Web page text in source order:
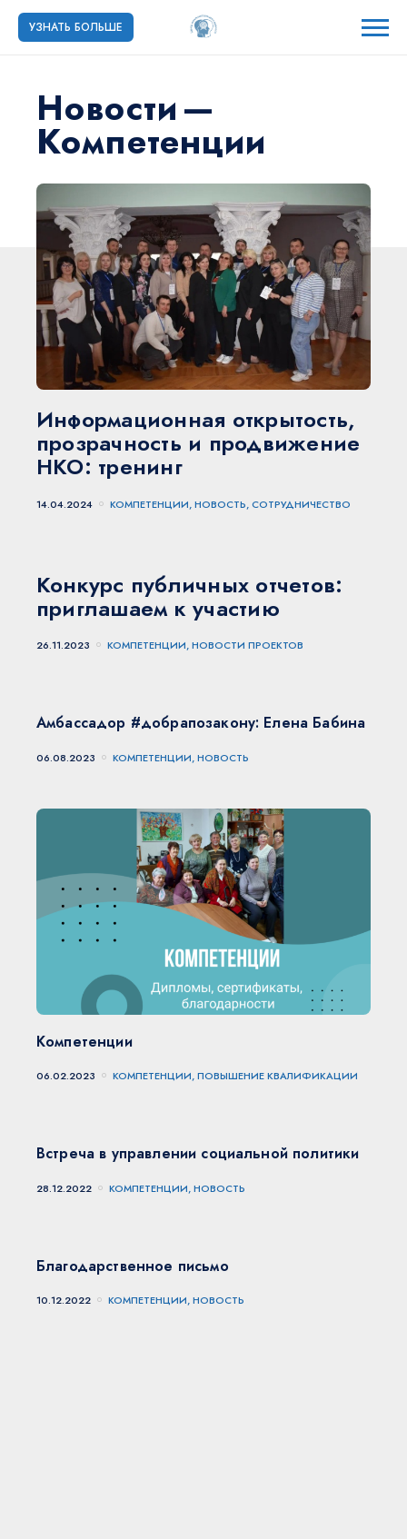
УЗНАТЬ БОЛЬШЕ
Новости—
Компетенции
Информационная открытость,
прозрачность и продвижение
НКО: тренинг
14.04.2024 КОМПЕТЕНЦИИ, НОВОСТЬ, СОТРУДНИЧЕСТВО
Конкурс публичных отчетов:
приглашаем к участию
26.11.2023 КОМПЕТЕНЦИИ, НОВОСТИ ПРОЕКТОВ
Амбассадор #добрапозакону: Елена Бабина
06.08.2023 КОМПЕТЕНЦИИ, НОВОСТЬ
Компетенции
06.02.2023 КОМПЕТЕНЦИИ, ПОВЫШЕНИЕ КВАЛИФИКАЦИИ
Встреча в управлении социальной политики
28.12.2022 КОМПЕТЕНЦИИ, НОВОСТЬ
Благодарственное письмо
10.12.2022 КОМПЕТЕНЦИИ, НОВОСТЬ